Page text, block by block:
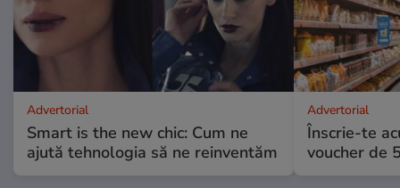
Advertorial
Smart is the new chic: Cum ne
ajută tehnologia să ne reinventăm
Advertorial
Înscrie-te
voucher de